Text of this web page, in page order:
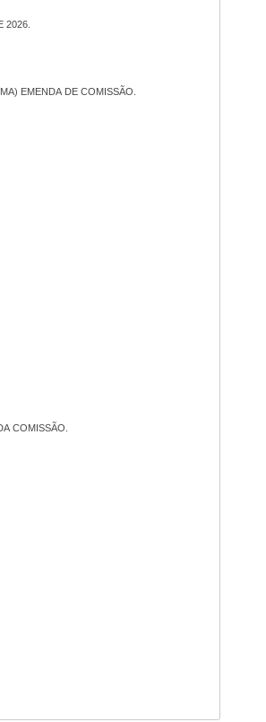
2026.
EMENDA DE COMISSÃO.
COMISSÃO.